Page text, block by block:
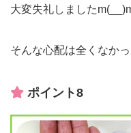
大変失礼しました
そんな心配は全くなかっ
ポイント8